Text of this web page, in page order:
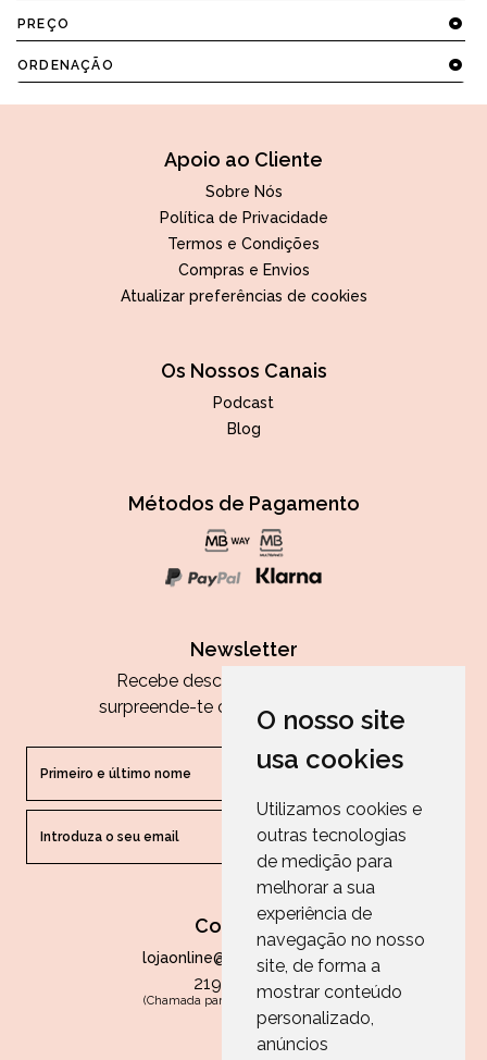
O nosso site
usa cookies
Utilizamos cookies e
outras tecnologias
de medição para
melhorar a sua
experiência de
navegação no nosso
site, de forma a
mostrar conteúdo
personalizado,
anúncios
PREÇO
ORDENAÇÃO
Apoio ao Cliente
Sobre Nós
Política de Privacidade
Termos e Condições
Compras e Envios
Atualizar preferências de cookies
Os Nossos Canais
Podcast
Blog
Métodos de Pagamento
Newsletter
Recebe descontos exclusivos e
surpreende-te com as nossas dicas.
ENVIAR
Contactos
lojaonline@paperandarts.pt
219 862 836
(Chamada para a rede fixa nacional)
Loja